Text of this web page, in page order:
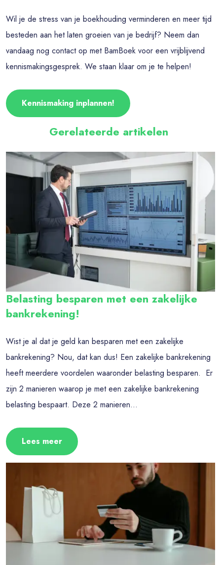
Wil je de stress van je boekhouding verminderen en meer tijd
besteden aan het laten groeien van je bedrijf? Neem dan
vandaag nog contact op met BamBoek voor een vrijblijvend
kennismakingsgesprek. We staan klaar om je te helpen!
Kennismaking inplannen!
Gerelateerde artikelen
Belasting besparen met een zakelijke
bankrekening!
Wist je al dat je geld kan besparen met een zakelijke
bankrekening? Nou, dat kan dus! Een zakelijke bankrekening
heeft meerdere voordelen waaronder belasting besparen. Er
zijn 2 manieren waarop je met een zakelijke bankrekening
belasting bespaart. Deze 2 manieren...
Lees meer